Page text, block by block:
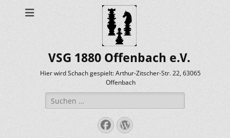
VSG 1880 Offenbach e.V.
Hier wird Schach gespielt: Arthur-Zitscher-Str. 22, 63065
Offenbach
Suche
nach:
Facebook
WordPress